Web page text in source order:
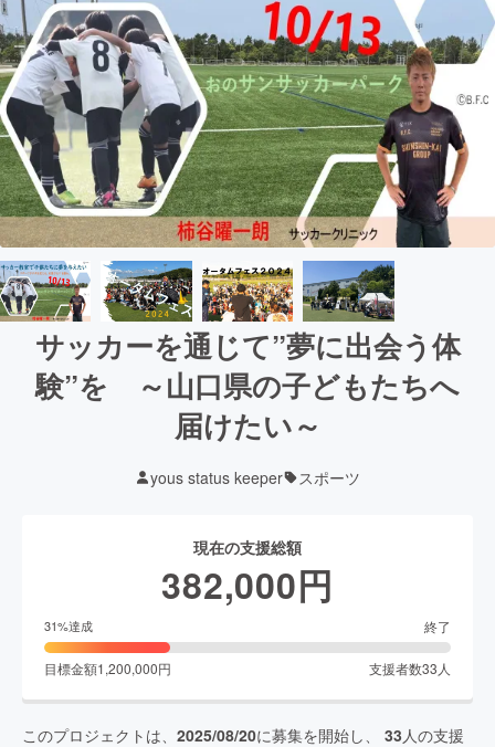
サッカーを通じて”夢に出会う体
験”を ～山口県の子どもたちへ
届けたい～
yous status keeper スポーツ
現在の支援総額
382,000円
31%達成 終了
目標金額1,200,000円 支援者数33 人
このプロジェクトは、 2025/08/20に募集を開始し、 33 人の支援